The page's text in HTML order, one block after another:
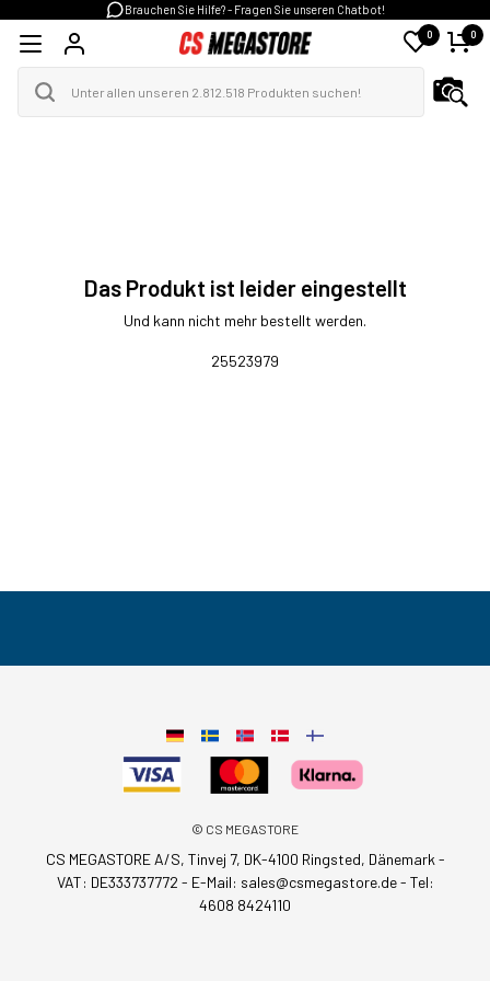
Brauchen Sie Hilfe? - Fragen Sie unseren Chatbot!
0 0
Das Produkt ist leider eingestellt
Und kann nicht mehr bestellt werden.
25523979
© CS MEGASTORE
CS MEGASTORE A/S, Tinvej 7, DK-4100 Ringsted, Dänemark -
VAT: DE333737772 - E-Mail: sales@csmegastore.de- Tel:
4608 8424110